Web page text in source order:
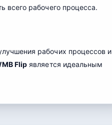
всего рабочего процесса.
рабочих процессов и
Flip является идеальным